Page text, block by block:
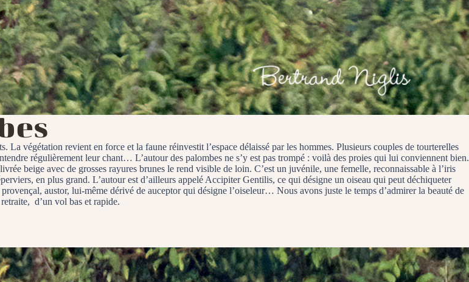
La végétation revient en force et la faune réinvestit l’espace délaissé par les hommes. Plusieurs couples de tourterelles
régulièrement leur chant… L’autour des palombes ne s’y est pas trompé : voilà des proies qui lui conviennent bien.
beige avec de grosses rayures brunes le rend visible de loin. C’est un juvénile, une femelle, reconnaissable à l’iris
en plus grand. L’autour est d’ailleurs appelé Accipiter Gentilis, ce qui désigne un oiseau qui peut déchiqueter
austor, lui-même dérivé de auceptor qui désigne l’oiseleur… Nous avons juste le temps d’admirer la beauté de
d’un vol bas et rapide.